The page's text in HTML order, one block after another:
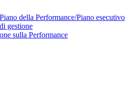
Piano della Performance/Piano esecutivo
di gestione
sulla Performance